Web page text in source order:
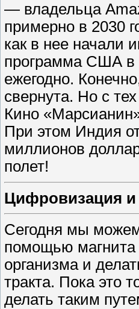
— ​владельца
примерно в 2030
как в нее начали
программа США в
ежегодно.
свернута. Но с
Кино
При этом Индия
миллионов
полет!
Цифровизация
Сегодня мы
помощью магнита
организма и
тракта. Пока это
делать таким